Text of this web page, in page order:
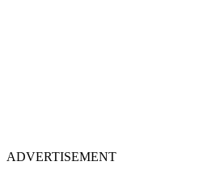
ADVERTISEMENT